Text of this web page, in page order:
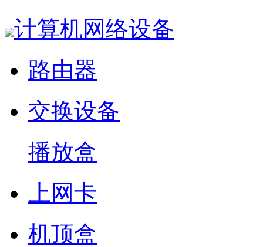
计算机网络设备
路由器
交换设备
播放盒
上网卡
机顶盒